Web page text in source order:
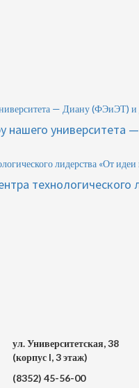
университета — Диану
нашего
лидерства «От идеи
ул. Университетская, 38
(корпус I, 3 этаж)
(8352) 45-56-00